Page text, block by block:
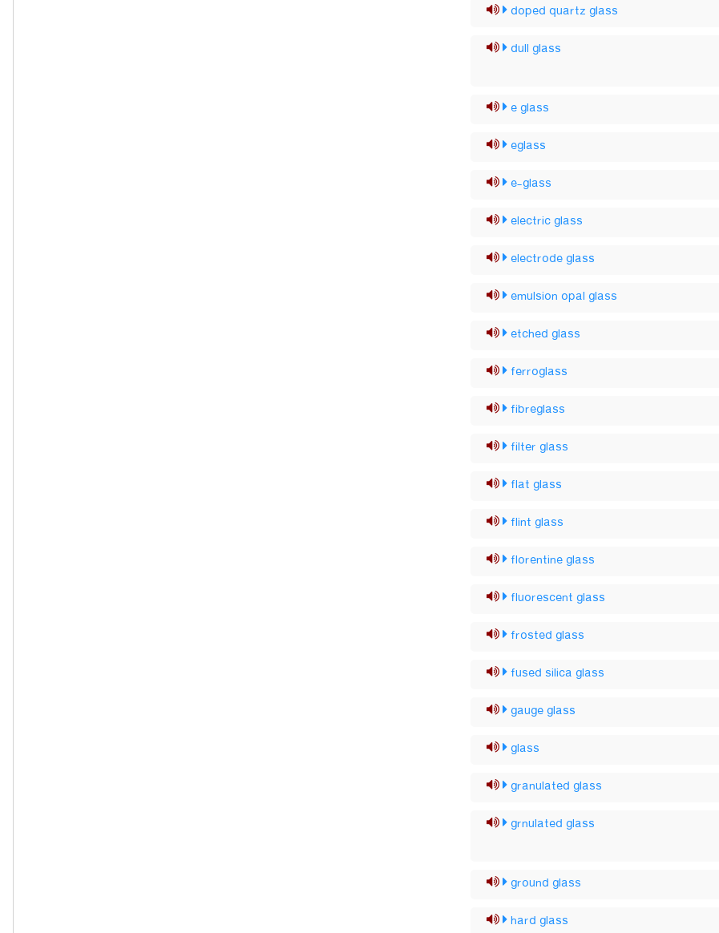
doped quartz glass
dull glass
e glass
eglass
e-glass
electric glass
electrode glass
emulsion opal glass
etched glass
ferroglass
fibreglass
filter glass
flat glass
flint glass
florentine glass
fluorescent glass
frosted glass
fused silica glass
gauge glass
glass
granulated glass
grnulated glass
ground glass
hard glass